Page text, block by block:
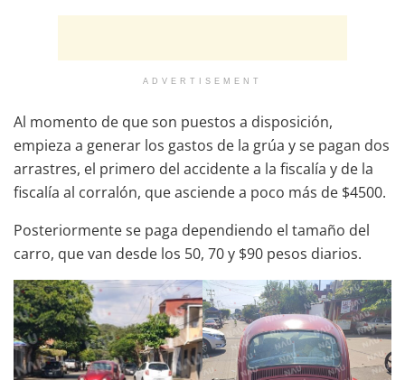
ADVERTISEMENT
Al momento de que son puestos a disposición,
empieza a generar los gastos de la grúa y se pagan dos
arrastres, el primero del accidente a la fiscalía y de la
fiscalía al corralón, que asciende a poco más de $4500.
Posteriormente se paga dependiendo el tamaño del
carro, que van desde los 50, 70 y $90 pesos diarios.